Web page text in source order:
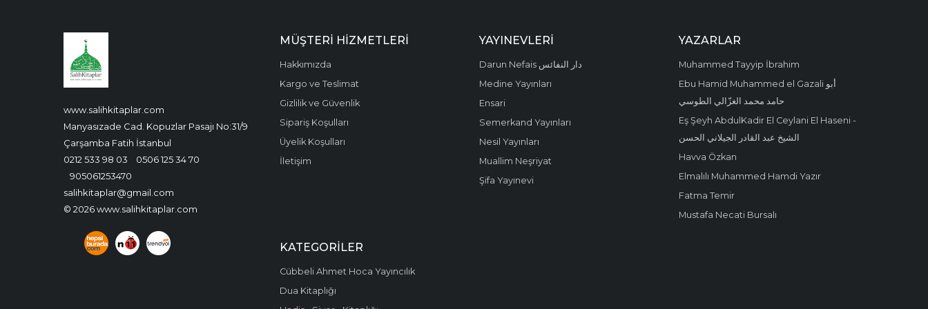
www.salihkitaplar.com
Manyasızade Cad. Kopuzlar Pasajı No:31/9
Çarşamba Fatih İstanbul
0212 533 98 03
0506 125 34 70
905061253470
salihkitaplar@gmail.com
© 2026 www.salihkitaplar.com
MÜŞTERI HIZMETLERI
Hakkımızda
Kargo ve Teslimat
Gizlilik ve Güvenlik
Sipariş Koşulları
Üyelik Koşulları
İletişim
YAYINEVLERI
Darun Nefais دار النفائس
Medine Yayınları
Ensari
Semerkand Yayınları
Nesil Yayınları
Muallim Neşriyat
Şifa Yayınevi
YAZARLAR
Muhammed Tayyip İbrahim
Ebu Hamid Muhammed el Gazali أبو
حامد محمد الغزّالي الطوسي
Eş Şeyh AbdulKadir El Ceylani El Haseni -
الشيخ عبد القادر الجيلاني الحسن
Havva Özkan
Elmalılı Muhammed Hamdi Yazır
Fatma Temir
Mustafa Necati Bursalı
KATEGORILER
Cübbeli Ahmet Hoca Yayıncılık
Dua Kitaplığı